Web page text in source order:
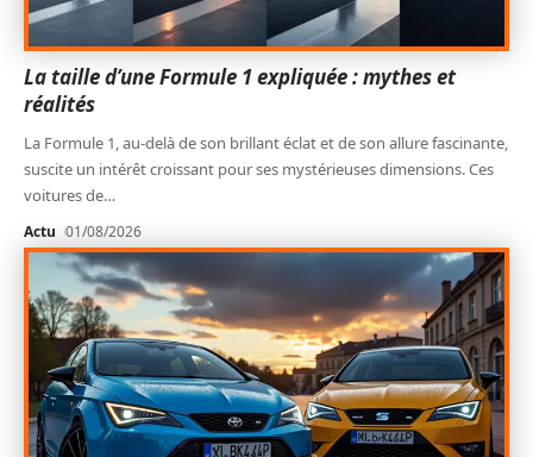
La taille d’une Formule 1 expliquée : mythes et
réalités
La Formule 1, au-delà de son brillant éclat et de son allure fascinante,
suscite un intérêt croissant pour ses mystérieuses dimensions. Ces
voitures de…
Actu 01/08/2026